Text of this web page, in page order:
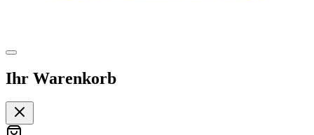
Ihr Warenkorb